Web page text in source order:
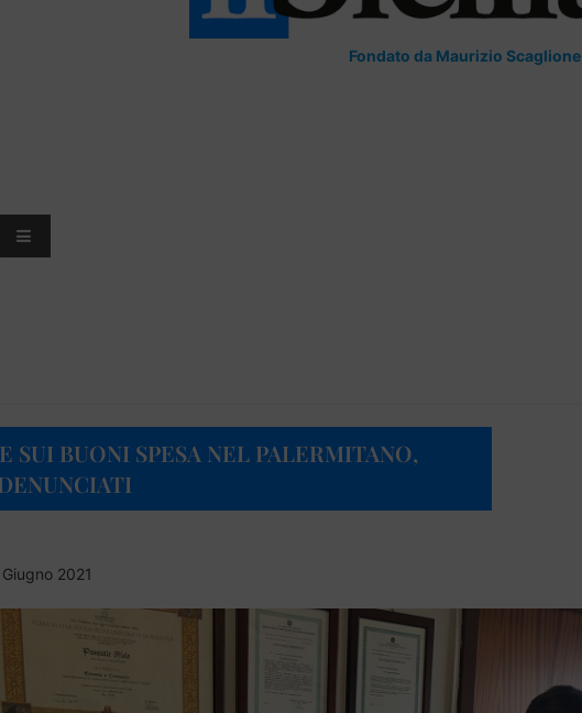
Fondato da Maurizio Scaglione
SUI BUONI SPESA NEL PALERMITANO,
2021